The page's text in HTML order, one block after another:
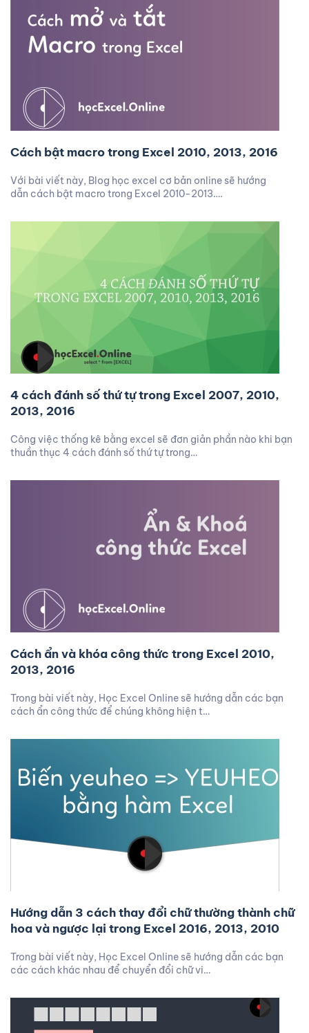
Cách bật macro trong Excel 2010, 2013, 2016
Với bài viết này, Blog học excel cơ bản online sẽ hướng
dẫn cách bật macro trong Excel 2010-2013….
4 cách đánh số thứ tự trong Excel 2007, 2010,
2013, 2016
Công việc thống kê bằng excel sẽ đơn giản phần nào khi bạn
thuần thục 4 cách đánh số thứ tự trong…
Cách ẩn và khóa công thức trong Excel 2010,
2013, 2016
Trong bài viết này, Học Excel Online sẽ hướng dẫn các bạn
cách ẩn công thức để chúng không hiện t…
Hướng dẫn 3 cách thay đổi chữ thường thành chữ
hoa và ngược lại trong Excel 2016, 2013, 2010
Trong bài viết này, Học Excel Online sẽ hướng dẫn các bạn
các cách khác nhau để chuyển đổi chữ vi…